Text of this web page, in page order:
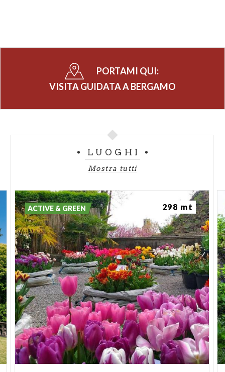
PORTAMI QUI:
VISITA GUIDATA A BERGAMO
LUOGHI
Mostra tutti
ACTIVE & GREEN 298 mt